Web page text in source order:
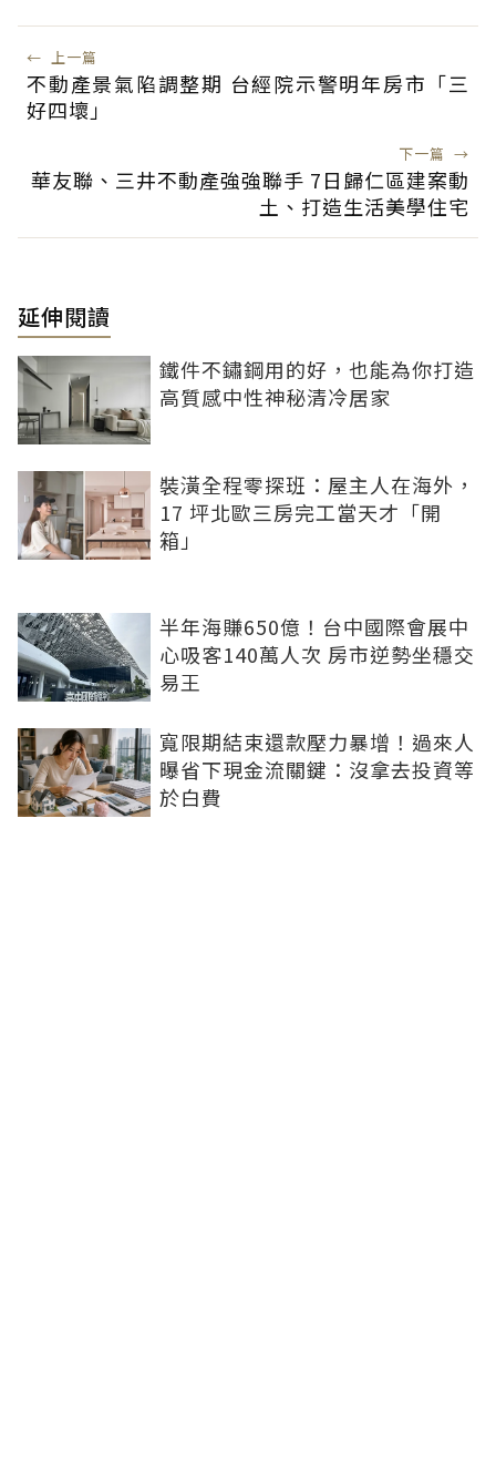
← 上一篇
不動產景氣陷調整期 台經院示警明年房市「三
好四壞」
下一篇 →
華友聯、三井不動產強強聯手 7日歸仁區建案動
土、打造生活美學住宅
延伸閱讀
鐵件不鏽鋼用的好，也能為你打造
高質感中性神秘清冷居家
裝潢全程零探班：屋主人在海外，
17 坪北歐三房完工當天才「開
箱」
半年海賺650億！台中國際會展中
心吸客140萬人次 房市逆勢坐穩交
易王
寬限期結束還款壓力暴增！過來人
曝省下現金流關鍵：沒拿去投資等
於白費